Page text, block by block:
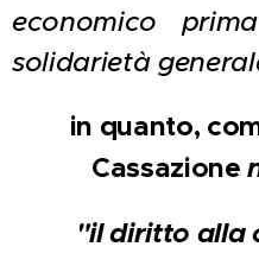
economico
solidarietà
in quanto,
Cassazione
"il diritto alla